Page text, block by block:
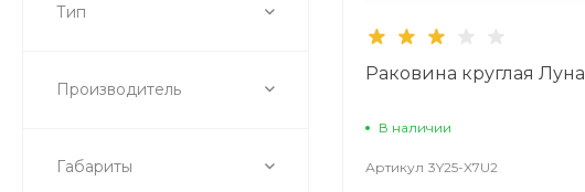
Тип
Производитель
Габариты
Раковина круглая Луна
В наличии
Артикул 3Y25-X7U2